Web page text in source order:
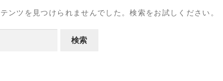
ンツを見つけられませんでした。検索をお試しください。